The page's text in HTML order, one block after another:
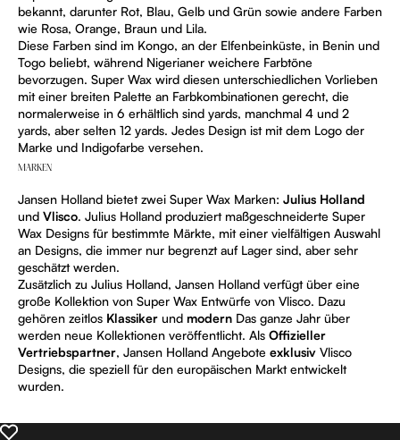
bekannt, darunter Rot, Blau, Gelb und Grün sowie andere Farben
wie Rosa, Orange, Braun und Lila.
Diese Farben sind im Kongo, an der Elfenbeinküste, in Benin und
Togo beliebt, während Nigerianer weichere Farbtöne
bevorzugen. Super Wax wird diesen unterschiedlichen Vorlieben
mit einer breiten Palette an Farbkombinationen gerecht, die
normalerweise in 6 erhältlich sind yards, manchmal 4 und 2
yards, aber selten 12 yards. Jedes Design ist mit dem Logo der
Marke und Indigofarbe versehen.
MARKEN
Jansen Holland bietet zwei Super Wax Marken: Julius Holland
und Vlisco. Julius Holland produziert maßgeschneiderte Super
Wax Designs für bestimmte Märkte, mit einer vielfältigen Auswahl
an Designs, die immer nur begrenzt auf Lager sind, aber sehr
geschätzt werden.
Zusätzlich zu Julius Holland, Jansen Holland verfügt über eine
große Kollektion von Super Wax Entwürfe von Vlisco. Dazu
gehören zeitlos Klassiker und modern Das ganze Jahr über
werden neue Kollektionen veröffentlicht. Als Offizieller
Vertriebspartner, Jansen Holland Angebote exklusiv Vlisco
Designs, die speziell für den europäischen Markt entwickelt
wurden.